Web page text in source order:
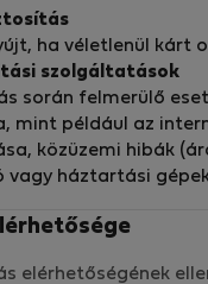
ha véletlenül kárt
szolgáltatások
során felmerülő
mint például az
közüzemi hibák
vagy háztartási
elérhetőségének